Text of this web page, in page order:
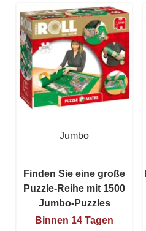
Jumbo
Finden Sie eine große
Puzzle-Reihe mit 1500
Jumbo-Puzzles
Binnen 14 Tagen